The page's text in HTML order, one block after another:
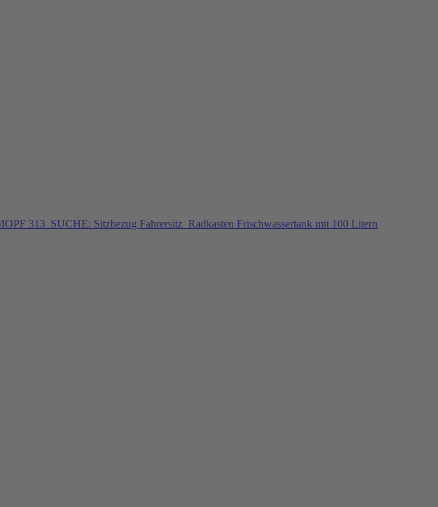
313 SUCHE: Sitzbezug Fahrersitz Radkasten Frischwassertank mit 100 Litern